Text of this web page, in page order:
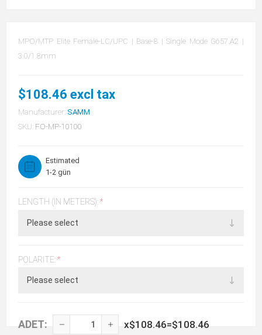
MPO/MTP Elite Female-LC/UPC | Base-8 | Single Mode G657.A2 |
3.0/1.8mm
$108.46 excl tax
Manufacturer: SAMM
SKU: FO-MP-10100
Estimated
1-2 gün
LENGTH (IN METERS):*
POLARITE:*
ADET: x$108.46=$108.46